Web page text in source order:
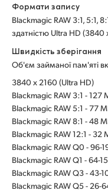
Формати запису
Blackmagic RAW 3:1, 5:1,
здатністю Ultra HD
Швидкість зберігання
Об'єм займаної пам'яті
3840 x 2160 (Ultra HD)
Blackmagic RAW 3:1 - 127
Blackmagic RAW 5:1 - 77
Blackmagic RAW 8:1 - 48
Blackmagic RAW 12:1 - 32
Blackmagic RAW Q0 - 96-
Blackmagic RAW Q1 - 64-
Blackmagic RAW Q3 - 43-
Blackmagic RAW Q5 - 26-